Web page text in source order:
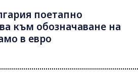
поетапно
към обозначаване на
в евро